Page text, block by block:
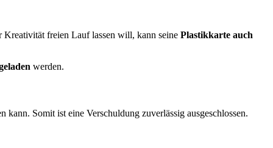
Kreativität freien Lauf lassen will, kann seine Plastikkarte auch
werden.
Somit ist eine Verschuldung zuverlässig ausgeschlossen.